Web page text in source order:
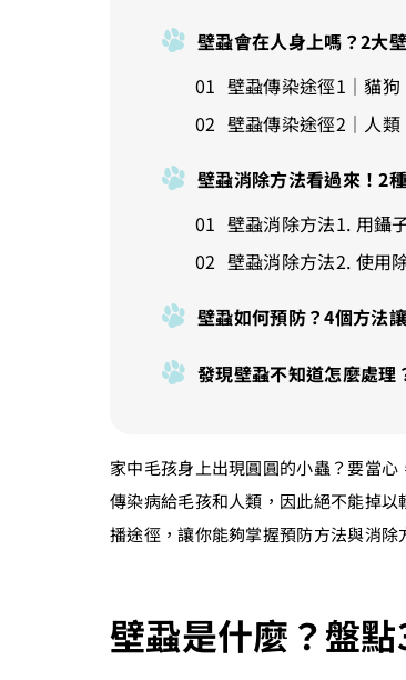
壁蝨會在人身上嗎？2大
壁蝨傳染途徑1｜貓狗
壁蝨傳染途徑2｜人類
壁蝨消除方法看過來！2
壁蝨消除方法1. 用鑷
壁蝨消除方法2. 使用
壁蝨如何預防？4個方法
發現壁蝨不知道怎麼處
家中毛孩身上出現圓圓的小蟲？要當
傳染病給毛孩和人類，因此絕不能掉
播途徑，讓你能夠掌握預防方法與消除
壁蝨是什麼？盤